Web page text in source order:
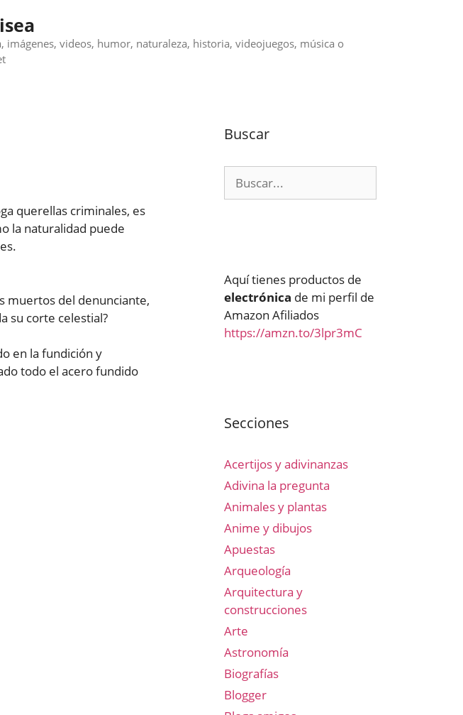
videos, humor, naturaleza, historia, videojuegos, música o
querellas criminales, es
la naturalidad puede
muertos del denunciante,
su corte celestial?
en la fundición y
todo el acero fundido
Buscar
Aquí tienes productos de
electrónica de mi perfil de
Amazon Afiliados
https://amzn.to/3lpr3mC
Secciones
Acertijos y adivinanzas
Adivina la pregunta
Animales y plantas
Anime y dibujos
Apuestas
Arqueología
Arquitectura y
construcciones
Arte
Astronomía
Biografías
Blogger